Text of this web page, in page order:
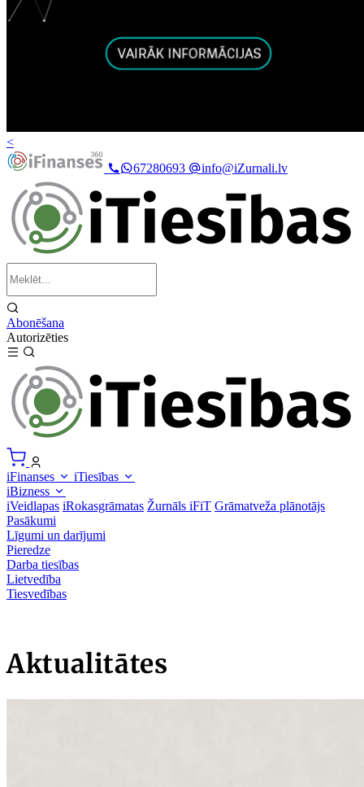
<
67280693
info@iZurnali.lv
Abonēšana
Autorizēties
iFinanses
iTiesības
iBizness
iVeidlapas iRokasgrāmatas Žurnāls iFiT Grāmatveža plānotājs
Pasākumi
Līgumi un darījumi
Pieredze
Darba tiesības
Lietvedība
Tiesvedības
Aktualitātes